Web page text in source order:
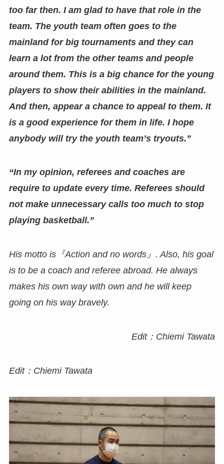
too far then. I am glad to have that role in the
team. The youth team often goes to the
mainland for big tournaments and they can
learn a lot from the other teams and people
around them. This is a big chance for the young
players to show their abilities in the mainland.
And then, appear a chance to appeal to them. It
is a good experience for them in life. I hope
anybody will try the youth team’s tryouts.”
“In my opinion, referees and coaches are
require to update every time. Referees should
not make unnecessary calls too much to stop
playing basketball.”
His motto is『Action and no words』.Also, his goal
is to be a coach and referee abroad. He always
makes his own way with own and he will keep
going on his way bravely.
Edit：Chiemi Tawata
Edit：Chiemi Tawata